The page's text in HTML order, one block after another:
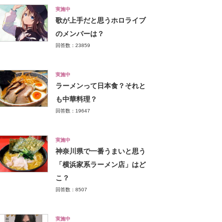
実施中
歌が上手だと思うホロライブ
のメンバーは？
回答数：23859
実施中
ラーメンって日本食？それと
も中華料理？
回答数：19647
実施中
神奈川県で一番うまいと思う
「横浜家系ラーメン店」はど
こ？
回答数：8507
実施中